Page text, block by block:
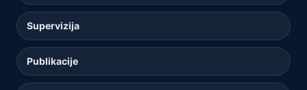
Supervizija
Publikacije